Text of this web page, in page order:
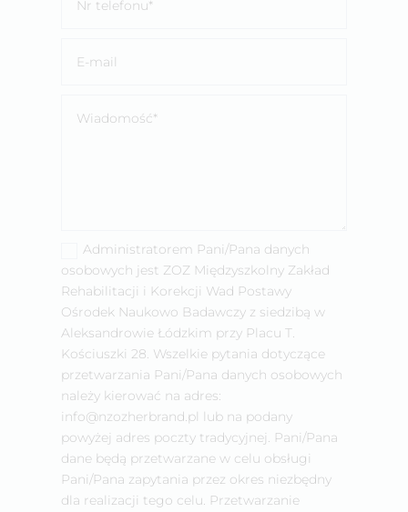
Administratorem Pani/Pana danych
osobowych jest ZOZ Międzyszkolny Zakład
Rehabilitacji i Korekcji Wad Postawy
Ośrodek Naukowo Badawczy z siedzibą w
Aleksandrowie Łódzkim przy Placu T.
Kościuszki 28. Wszelkie pytania dotyczące
przetwarzania Pani/Pana danych osobowych
należy kierować na adres:
info@nzozherbrand.pl lub na podany
powyżej adres poczty tradycyjnej. Pani/Pana
dane będą przetwarzane w celu obsługi
Pani/Pana zapytania przez okres niezbędny
dla realizacji tego celu. Przetwarzanie